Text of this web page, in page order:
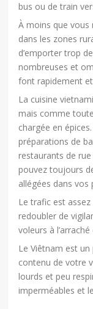
bus ou de train
À moins que
dans les zones
d’emporter trop
nombreuses et
font rapidement
La cuisine
mais comme
chargée en
préparations de
restaurants de
pouvez toujours
allégées dans vos
Le trafic est
redoubler de
voleurs à
Le Viêtnam est
contenu de votre
lourds et peu
imperméables et